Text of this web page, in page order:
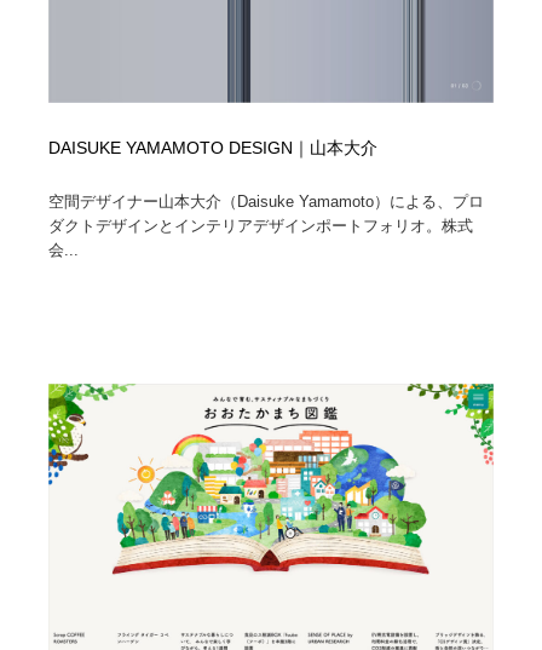
DAISUKE YAMAMOTO DESIGN｜山本大介
空間デザイナー山本大介（Daisuke Yamamoto）による、プロ
ダクトデザインとインテリアデザインポートフォリオ。株式
会...